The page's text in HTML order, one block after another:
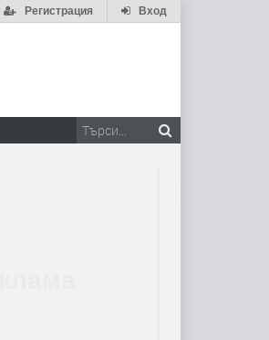
Вход
Регистрация